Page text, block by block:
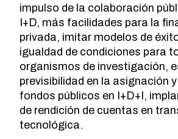
impulso de la colaboración
I+D, más facilidades para la
privada, imitar modelos de
igualdad de condiciones para
organismos de investigación,
previsibilidad en la asignación
fondos públicos en I+D+I,
de rendición de cuentas en
tecnológica.